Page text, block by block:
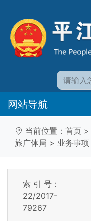
网站导航
当前位置： 首页 >
旅广体局 > 业务事项
索 引 号：
22/2017-
79267